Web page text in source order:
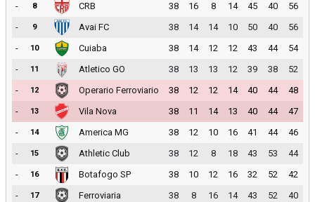
-
8 CRB 38 16 8 14 45 40
56
-
9 Avai FC 38 14 14 10 50 40
56
-
10 Cuiaba 38 14 12 12 43 44
54
-
11 Atletico GO 38 13 13 12 39 38
52
-
12 Operario Ferroviario 38 12 12 14 40 44
48
-
13 Vila Nova 38 11 14 13 40 44
47
-
14 America MG 38 12 10 16 41 44
46
-
15 Athletic Club 38 12 8 18 43 53
44
-
16 Botafogo SP 38 10 12 16 32 52
42
-
17 Ferroviaria 38 8 16 14 43 52
40